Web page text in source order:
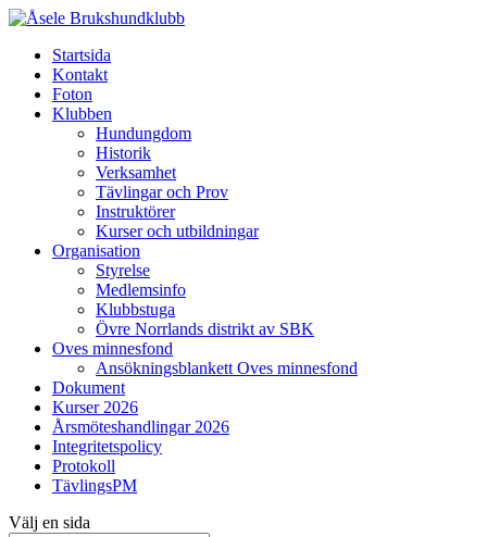
Startsida
Kontakt
Foton
Klubben
Hundungdom
Historik
Verksamhet
Tävlingar och Prov
Instruktörer
Kurser och utbildningar
Organisation
Styrelse
Medlemsinfo
Klubbstuga
Övre Norrlands distrikt av SBK
Oves minnesfond
Ansökningsblankett Oves minnesfond
Dokument
Kurser 2026
Årsmöteshandlingar 2026
Integritetspolicy
Protokoll
TävlingsPM
Välj en sida